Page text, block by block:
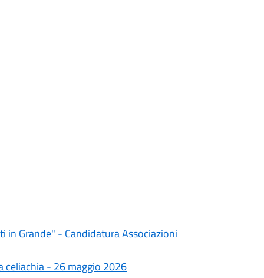
in Grande" - Candidatura Associazioni
celiachia - 26 maggio 2026